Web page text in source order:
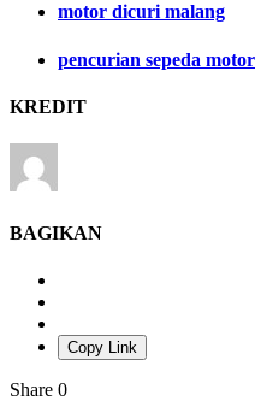
motor dicuri malang
pencurian sepeda
KREDIT
BAGIKAN
Copy Link
Share 0